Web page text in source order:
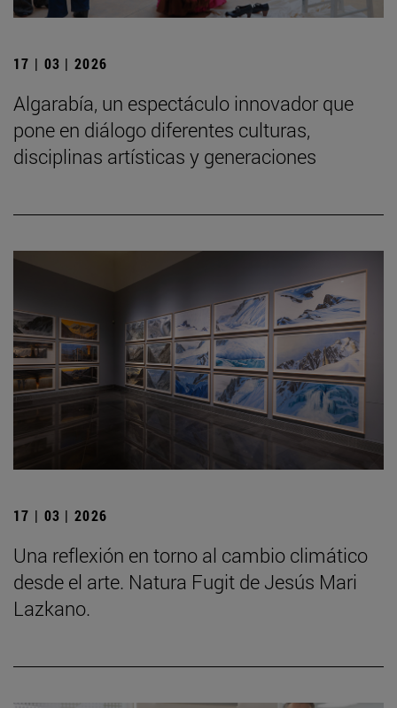
17 | 03 | 2026
Algarabía, un espectáculo innovador que
pone en diálogo diferentes culturas,
disciplinas artísticas y generaciones
17 | 03 | 2026
Una reflexión en torno al cambio climático
desde el arte. Natura Fugit de Jesús Mari
Lazkano.